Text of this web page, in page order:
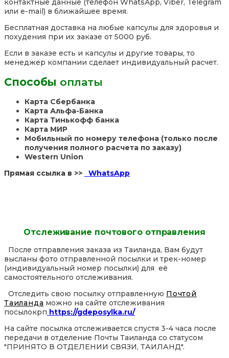
или e-mail) в ближайшее время.
Бесплатная доставка на любые капсулы для здоровья и
похудения при их заказе от 5000 руб.
Если в заказе есть и капсулы и другие товары, то
менеджер компании сделает индивидуальный расчет.
Способы оплаты
Карта Сбербанка
Карта Альфа-Банка
Карта Тинькофф банка
Карта МИР
Мобильный по номеру телефона (только после
получения полного расчета по заказу)
Western Union
Прямая ссылка в >>
WhatsApp
Отслеживание почтового отправления
После отправления заказа из Таиланда, Вам будут
высланы фото отправленной посылки и трек-номер
(индивидуальный номер посылки) для её
самостоятельного отслеживания.
Отследить свою посылку отправленную Почтой
Таиланда можно на сайте отслеживания
посылокрп https://gdeposylka.ru/
На сайте посылка отслеживается спустя 3-4 часа после
передачи в отделение Почты Таиланда со статусом
"ПРИНЯТО В ОТДЕЛЕНИИ СВЯЗИ, ТАИЛАНД".